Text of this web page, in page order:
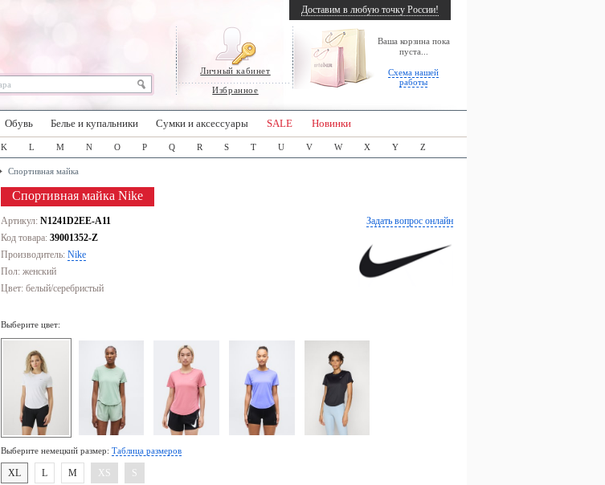
Личный кабинет
Избранное
Ваша корзина пока
пуста...
Схема нашей
работы
Доставим в любую точку России!
Обувь Белье и купальники Сумки и аксессуары SALE Новинки
K L M N O P Q R S T U V W X Y Z
Спортивная майка
Спортивная майка Nike
Задать вопрос онлайн
Артикул: N1241D2EE-A11
Код товара: 39001352-Z
Производитель: Nike
Пол: женский
Цвет: белый/серебристый
Выберите цвет:
Выберите немецкий размер: Таблица размеров
XL L M XS S